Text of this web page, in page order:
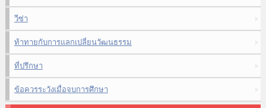
วีซ่า
ท้าทายกับการแลกเปลี่ยนวัฒนธรรม
ที่ปรึกษา
ข้อควรระวังเมื่อจบการศึกษา